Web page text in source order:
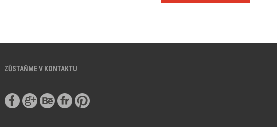
ZŮSTAŇME V KONTAKTU